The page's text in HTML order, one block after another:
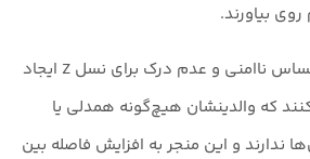
بیاورند.
این رفتارها می‌تواند احساس ناامنی و عدم درک برای نسل Z ایجاد
که والدینشان هیچ‌گونه همدلی یا
ندارند و این منجر به افزایش فاصله بین